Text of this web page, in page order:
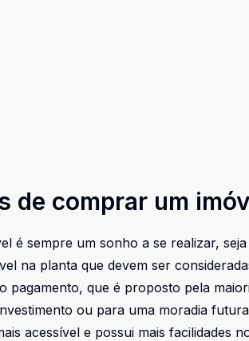
de comprar um
é sempre um sonho a se realizar,
na planta que devem ser
pagamento, que é proposto pela
ou para uma moradia
acessível e possui mais facilidades